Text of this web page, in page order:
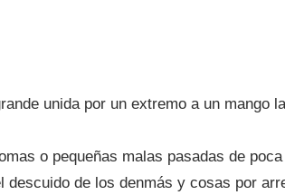
unida por un extremo a un mango
o pequeñas malas pasadas de
de los denmás y cosas por